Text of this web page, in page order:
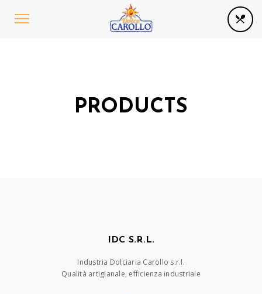
PRODUCTS
IDC S.R.L.
Industria Dolciaria Carollo s.r.l.
Qualità artigianale, efficienza industriale